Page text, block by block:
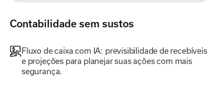
Contabilidade sem sustos
Fluxo de caixa com IA: previsibilidade de recebíveis
e projeções para planejar suas ações com mais
segurança.